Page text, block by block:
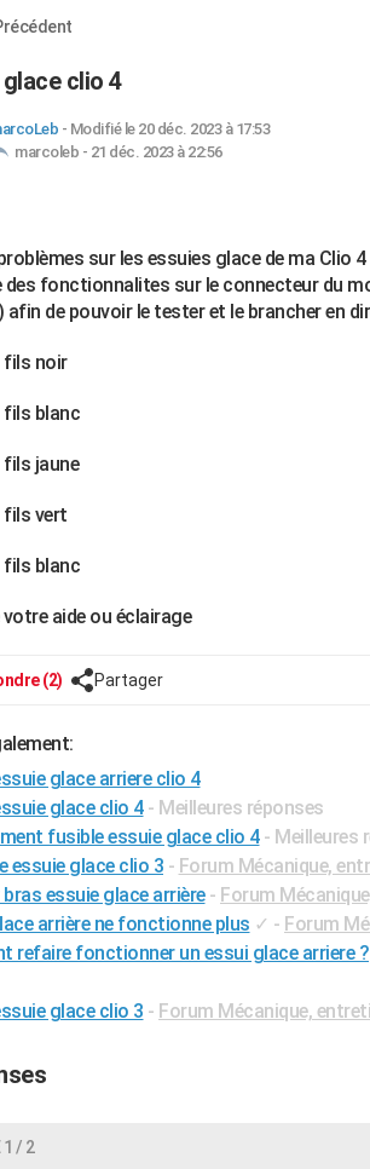
clio 4
- Modifié le 20 déc. 2023 à 17:53
marcoleb - 21 déc. 2023 à 22:56
sur les essuies glace de ma Clio
des fonctionnalites sur le connecteur du
afin de pouvoir le tester et le brancher en
fils noir
fils blanc
fils jaune
fils vert
fils blanc
votre aide ou éclairage
(2) Partager
glace arriere clio 4
glace clio 4 - Meilleures réponses
fusible essuie glace clio 4 - Meilleures
essuie glace clio 3 - Forum Mécanique,
essuie glace arrière - Forum
arrière ne fonctionne plus ✓ - Forum
refaire fonctionner un essui glace arriere ?
glace clio 3 - Forum Mécanique,
1 / 2